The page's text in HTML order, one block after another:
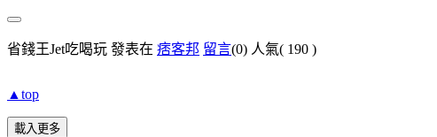
省錢王Jet吃喝玩 發表在 痞客邦 留言(0) 人氣( 190 )
▲top
載入更多